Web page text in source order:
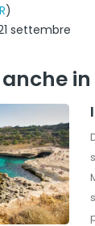
)
settembre